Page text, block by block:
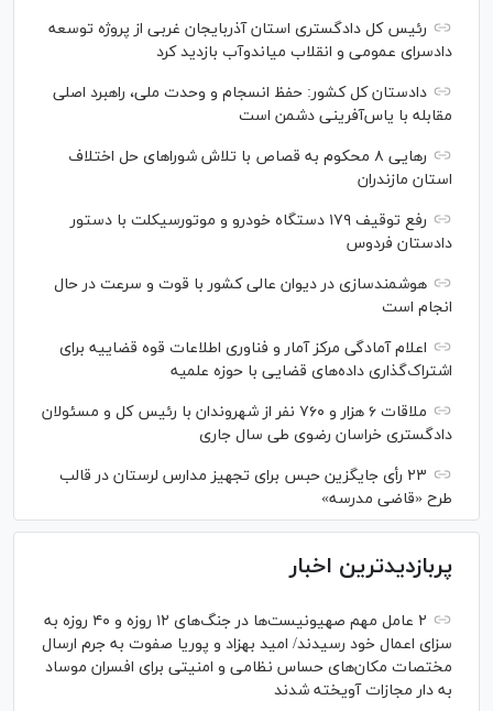
رئیس کل دادگستری استان آذربایجان غربی از پروژه توسعه
دادسرای عمومی و انقلاب میاندوآب بازدید کرد
دادستان کل کشور: حفظ انسجام و وحدت ملی، راهبرد اصلی
مقابله با یاس‌آفرینی دشمن است
رهایی ۸ محکوم به قصاص با تلاش شورا‌های حل اختلاف
استان مازندران
رفع توقیف ۱۷۹ دستگاه خودرو و موتورسیکلت با دستور
دادستان فردوس
هوشمندسازی در دیوان عالی کشور با قوت و سرعت در حال
انجام است
اعلام آمادگی مرکز آمار و فناوری اطلاعات قوه قضاییه برای
اشتراک‌گذاری داده‌های قضایی با حوزه علمیه
ملاقات ۶ هزار و ۷۶۰ نفر از شهروندان با رئیس کل و مسئولان
دادگستری خراسان رضوی طی سال جاری
۲۳ رأی جایگزین حبس برای تجهیز مدارس لرستان در قالب
طرح «قاضی مدرسه»
پربازدیدترین اخبار
۲ عامل مهم صهیونیست‌ها در جنگ‌های ۱۲ روزه و ۴۰ روزه به
سزای اعمال خود رسیدند/ امید بهزاد و پوریا صفوت به جرم ارسال
مختصات مکان‌های حساس نظامی و امنیتی برای افسران موساد
به دار مجازات آویخته شدند